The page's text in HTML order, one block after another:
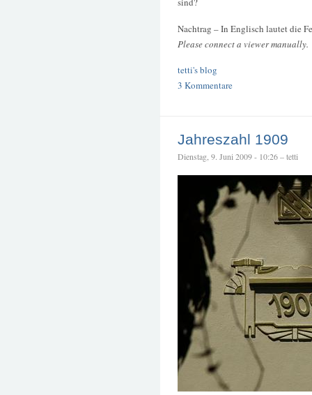
Nachtrag – In Englisch lautet die
Please connect a viewer manually.
tetti's blog
3 Kommentare
Jahreszahl 1909
Dienstag, 9. Juni 2009 - 10:26 – tetti